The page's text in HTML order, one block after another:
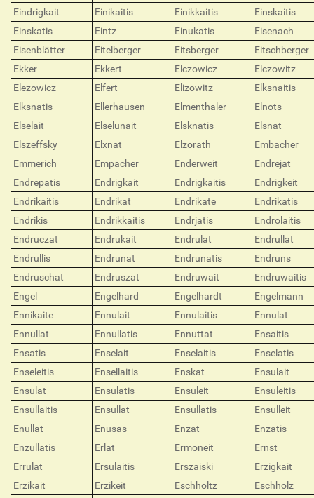
Eindrigkait
Einikaitis Einikkaitis
Einskaitis
Einskatis
Eintz Einukatis
Eisenach
Eisenblätter
Eitelberger Eitsberger
Eitschberger
Ekker
Ekkert Elczowicz
Elczowitz
Elezowicz
Elfert Elizowitz
Elksnaitis
Elksnatis
Ellerhausen Elmenthaler
Elnots
Elselait
Elselunait Elsknatis
Elsnat
Elszeffsky
Elxnat Elzorath
Embacher
Emmerich
Empacher Enderweit
Endrejat
Endrepatis
Endrigkait Endrigkaitis
Endrigkeit
Endrikaitis
Endrikat Endrikate
Endrikatis
Endrikis
Endrikkaitis Endrjatis
Endrolaitis
Endruczat
Endrukait Endrulat
Endrullat
Endrullis
Endrunat Endrunatis
Endruns
Endruschat
Endruszat Endruwait
Endruwaitis
Engel
Engelhard Engelhardt
Engelmann
Ennikaite
Ennulait Ennulaitis
Ennulat
Ennullat
Ennullatis Ennuttat
Ensaitis
Ensatis
Enselait Enselaitis
Enselatis
Enseleitis
Ensellaitis Enskat
Ensulait
Ensulat
Ensulatis Ensuleit
Ensuleitis
Ensullaitis
Ensullat Ensullatis
Ensulleit
Enullat
Enusas Enzat
Enzatis
Enzullatis
Erlat Ermoneit
Ernst
Errulat
Ersulaitis Erszaiski
Erzigkait
Erzikait
Erzikeit Eschholtz
Eschholz